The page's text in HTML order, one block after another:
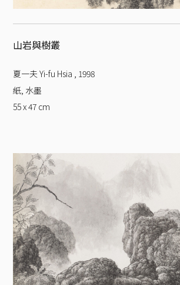
山岩與樹叢
夏一夫 Yi-fu Hsia , 1998
紙, 水墨
55 x 47 cm